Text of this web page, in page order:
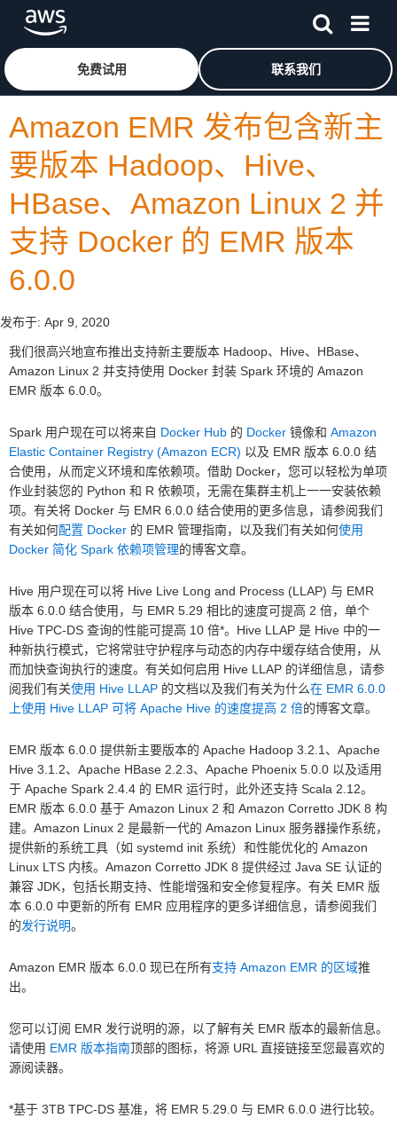
跳至主要内容
免费试用 联系我们
Amazon EMR 发布包含新主
要版本 Hadoop、Hive、
HBase、Amazon Linux 2 并
支持 Docker 的 EMR 版本
6.0.0
发布于: Apr 9, 2020
我们很高兴地宣布推出支持新主要版本 Hadoop、Hive、HBase、
Amazon Linux 2 并支持使用 Docker 封装 Spark 环境的 Amazon
EMR 版本 6.0.0。
Spark 用户现在可以将来自 Docker Hub 的 Docker 镜像和 Amazon
Elastic Container Registry (Amazon ECR) 以及 EMR 版本 6.0.0 结
合使用，从而定义环境和库依赖项。借助 Docker，您可以轻松为单项
作业封装您的 Python 和 R 依赖项，无需在集群主机上一一安装依赖
项。有关将 Docker 与 EMR 6.0.0 结合使用的更多信息，请参阅我们
有关如何配置 Docker 的 EMR 管理指南，以及我们有关如何使用
Docker 简化 Spark 依赖项管理的博客文章。
Hive 用户现在可以将 Hive Live Long and Process (LLAP) 与 EMR
版本 6.0.0 结合使用，与 EMR 5.29 相比的速度可提高 2 倍，单个
Hive TPC-DS 查询的性能可提高 10 倍*。Hive LLAP 是 Hive 中的一
种新执行模式，它将常驻守护程序与动态的内存中缓存结合使用，从
而加快查询执行的速度。有关如何启用 Hive LLAP 的详细信息，请参
阅我们有关使用 Hive LLAP 的文档以及我们有关为什么在 EMR 6.0.0
上使用 Hive LLAP 可将 Apache Hive 的速度提高 2 倍的博客文章。
EMR 版本 6.0.0 提供新主要版本的 Apache Hadoop 3.2.1、Apache
Hive 3.1.2、Apache HBase 2.2.3、Apache Phoenix 5.0.0 以及适用
于 Apache Spark 2.4.4 的 EMR 运行时，此外还支持 Scala 2.12。
EMR 版本 6.0.0 基于 Amazon Linux 2 和 Amazon Corretto JDK 8 构
建。Amazon Linux 2 是最新一代的 Amazon Linux 服务器操作系统，
提供新的系统工具（如 systemd init 系统）和性能优化的 Amazon
Linux LTS 内核。Amazon Corretto JDK 8 提供经过 Java SE 认证的
兼容 JDK，包括长期支持、性能增强和安全修复程序。有关 EMR 版
本 6.0.0 中更新的所有 EMR 应用程序的更多详细信息，请参阅我们
的发行说明。
Amazon EMR 版本 6.0.0 现已在所有支持 Amazon EMR 的区域推
出。
您可以订阅 EMR 发行说明的源，以了解有关 EMR 版本的最新信息。
请使用 EMR 版本指南顶部的图标，将源 URL 直接链接至您最喜欢的
源阅读器。
*基于 3TB TPC-DS 基准，将 EMR 5.29.0 与 EMR 6.0.0 进行比较。